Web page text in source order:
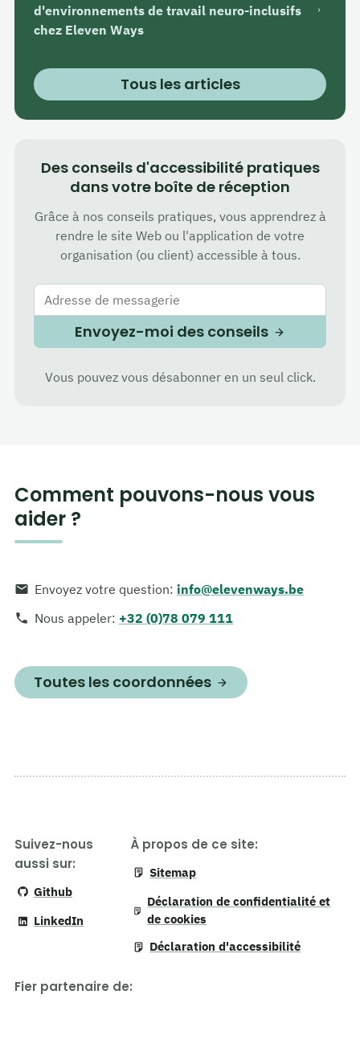
d'environnements de travail neuro-inclusifs
chez Eleven Ways
Tous les articles
Des conseils d'accessibilité pratiques
dans votre boîte de réception
Grâce à nos conseils pratiques, vous apprendrez à
rendre le site Web ou l'application de votre
organisation (ou client) accessible à tous.
Envoyez-moi des conseils
Vous pouvez vous désabonner en un seul click.
Comment pouvons-nous vous
aider ?
Envoyez votre question: info@elevenways.be
Nous appeler: +32 (0)78 079 111
Toutes les coordonnées
Suivez-nous
aussi sur:
Github
LinkedIn
À propos de ce site:
Sitemap
Déclaration de confidentialité et
de cookies
Déclaration d'accessibilité
Fier partenaire de: